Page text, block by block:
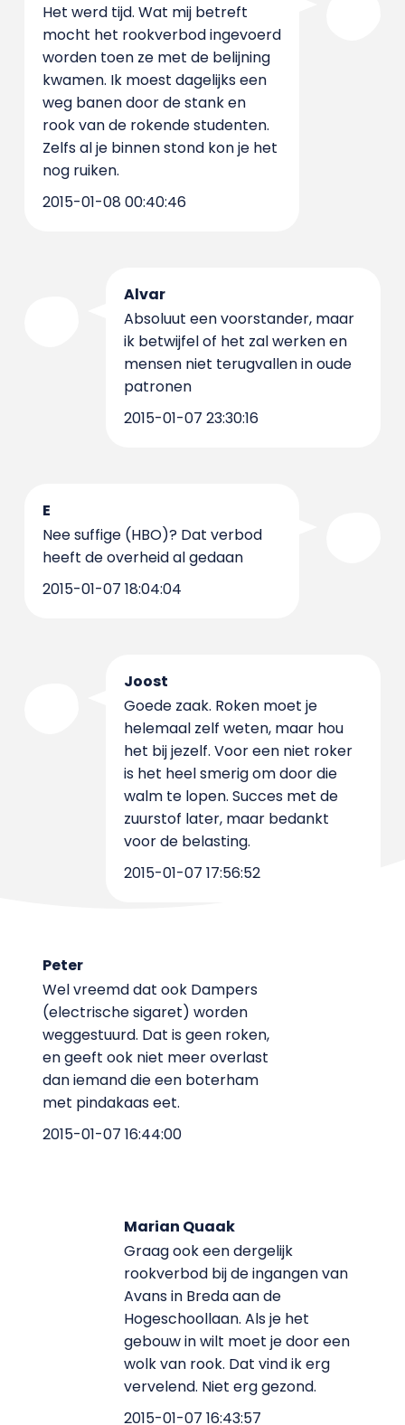
Het werd tijd. Wat mij betreft
mocht het rookverbod ingevoerd
worden toen ze met de belijning
kwamen. Ik moest dagelijks een
weg banen door de stank en
rook van de rokende studenten.
Zelfs al je binnen stond kon je het
nog ruiken.
2015-01-08 00:40:46
Alvar
Absoluut een voorstander, maar
ik betwijfel of het zal werken en
mensen niet terugvallen in oude
patronen
2015-01-07 23:30:16
E
Nee suffige (HBO)? Dat verbod
heeft de overheid al gedaan
2015-01-07 18:04:04
Joost
Goede zaak. Roken moet je
helemaal zelf weten, maar hou
het bij jezelf. Voor een niet roker
is het heel smerig om door die
walm te lopen. Succes met de
zuurstof later, maar bedankt
voor de belasting.
2015-01-07 17:56:52
Peter
Wel vreemd dat ook Dampers
(electrische sigaret) worden
weggestuurd. Dat is geen roken,
en geeft ook niet meer overlast
dan iemand die een boterham
met pindakaas eet.
2015-01-07 16:44:00
Marian Quaak
Graag ook een dergelijk
rookverbod bij de ingangen van
Avans in Breda aan de
Hogeschoollaan. Als je het
gebouw in wilt moet je door een
wolk van rook. Dat vind ik erg
vervelend. Niet erg gezond.
2015-01-07 16:43:57